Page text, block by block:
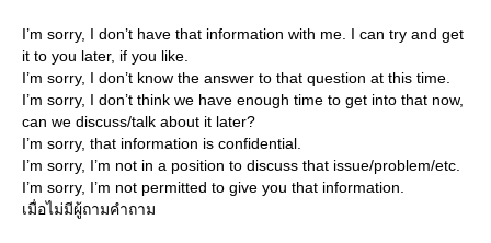
I’m sorry, I don’t have that information with me. I can try and get
it to you later, if you like.
I’m sorry, I don’t know the answer to that question at this time.
I’m sorry, I don’t think we have enough time to get into that now,
can we discuss/talk about it later?
I’m sorry, that information is confidential.
I’m sorry, I’m not in a position to discuss that issue/problem/etc.
I’m sorry, I’m not permitted to give you that information.
เมื่อไม่มีผู้ถามคำถาม